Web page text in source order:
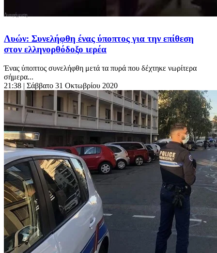
Λυών: Συνελήφθη ένας ύποπτος για την επίθεση
στον ελληνορθόδοξο ιερέα
Ένας ύποπτος συνελήφθη μετά τα πυρά που δέχτηκε νωρίτερα
σήμερα...
21:38 | Σάββατο 31 Οκτωβρίου 2020